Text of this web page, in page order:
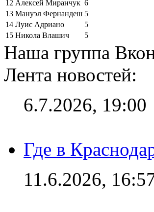
12 Алексей Миранчук 6
13 Мануэл Фернандеш 5
14 Луис Адриано
5
15 Никола Влашич 5
Наша группа
Лента новостей:
6.7.2026, 19:00
Где в
11.6.2026,